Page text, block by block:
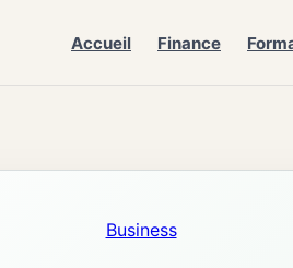
Accueil Finance
Business